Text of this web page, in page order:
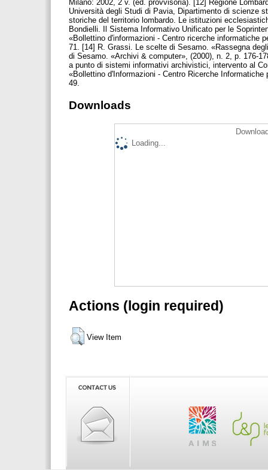
Milano: 2002, 2 v. (ed. provvisoria). [12] Regione
Università degli Studi di Pavia, Dipartimento di scienze
storiche del territorio lombardo. Le istituzioni
Bondielli. Il Sistema Informativo Unificato per le
«Bollettino d'informazioni - Centro ricerche informatiche
71. [14] R. Grassi. Le scelte di Sesamo. «Rassegna
di Sesamo. «Archivi & computer», (2000), n. 2, p. 176-
a punto di sistemi informativi archivistici, intervento al
«Bollettino d'Informazioni - Centro Ricerche
49.
Downloads
Loading...
Actions (login required)
View Item